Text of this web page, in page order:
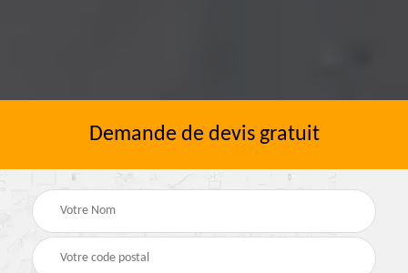
Demande de devis gratuit